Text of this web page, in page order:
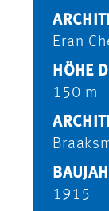
Eran
HÖHE
150 m
1915